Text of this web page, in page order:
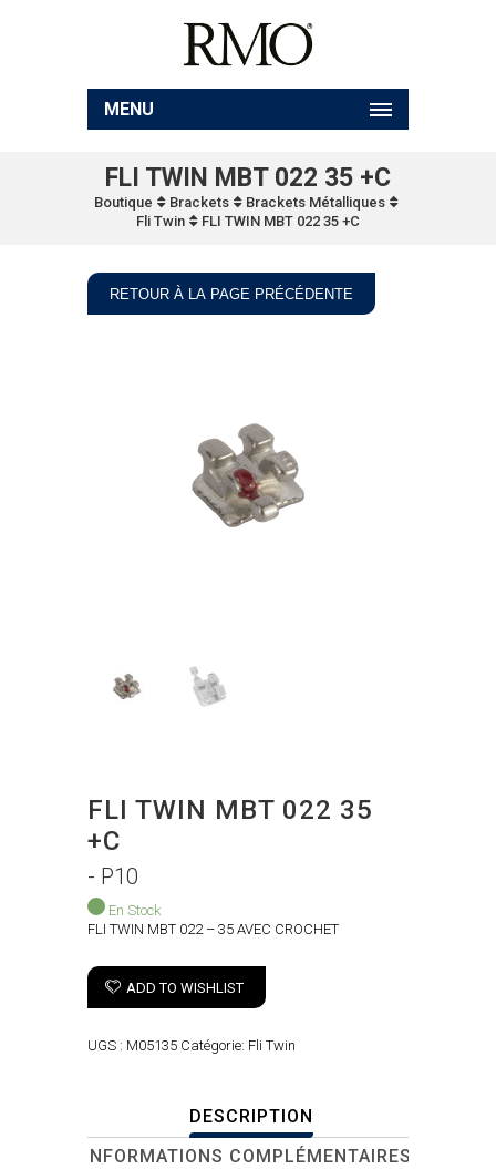
MENU
FLI TWIN MBT 022 35 +C
Boutique Brackets
Brackets Métalliques
Fli Twin
FLI TWIN MBT 022 35 +C
RETOUR À LA PAGE PRÉCÉDENTE
FLI TWIN MBT 022 35
+C
- P10
En Stock
FLI TWIN MBT 022 – 35 AVEC CROCHET
ADD TO WISHLIST
UGS : M05135 Catégorie: Fli Twin
DESCRIPTION
INFORMATIONS COMPLÉMENTAIRES